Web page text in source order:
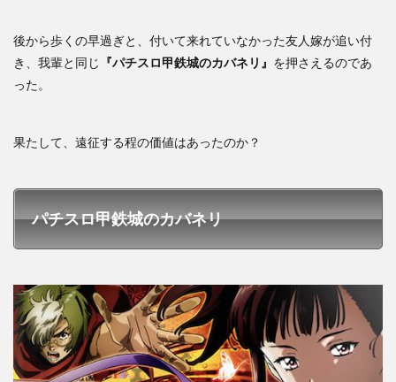
後から歩くの早過ぎと、付いて来れていなかった友人嫁が追い付
き、我輩と同じ 『パチスロ甲鉄城のカバネリ』 を押さえるのであ
った。
果たして、遠征する程の価値はあったのか？
パチスロ甲鉄城のカバネリ